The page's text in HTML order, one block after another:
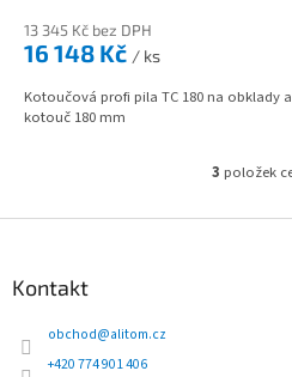
13 345 Kč bez DPH
16 148 Kč / ks
Kotoučová profi pila TC 180 na obklady
kotouč 180 mm
O
l
3 položek
Kontakt
obchod@alitom.cz
+420 774 901 406